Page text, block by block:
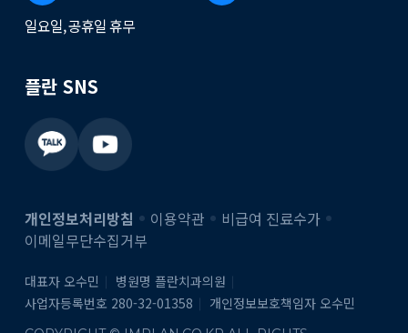
일요일, 공휴일 휴무
플란 SNS
개인정보처리방침 이용약관
비급여 진료수가
이메일무단수집거부
대표자 오수민
병원명 플란치과의원
사업자등록번호 280-32-01358
개인정보보호책임자 오수민